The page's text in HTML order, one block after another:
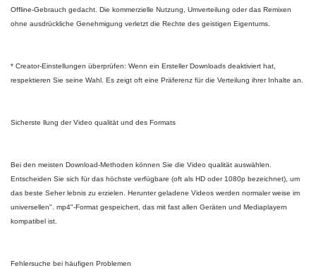
Offline-Gebrauch gedacht. Die kommerzielle Nutzung, Umverteilung oder das Remixen
ohne ausdrückliche Genehmigung verletzt die Rechte des geistigen Eigentums.
* Creator-Einstellungen überprüfen: Wenn ein Ersteller Downloads deaktiviert hat,
respektieren Sie seine Wahl. Es zeigt oft eine Präferenz für die Verteilung ihrer Inhalte an.
Sicherste llung der Video qualität und des Formats
Bei den meisten Download-Methoden können Sie die Video qualität auswählen.
Entscheiden Sie sich für das höchste verfügbare (oft als HD oder 1080p bezeichnet), um
das beste Seher lebnis zu erzielen. Herunter geladene Videos werden normaler weise im
universellen". mp4"-Format gespeichert, das mit fast allen Geräten und Mediaplayern
kompatibel ist.
Fehlersuche bei häufigen Problemen